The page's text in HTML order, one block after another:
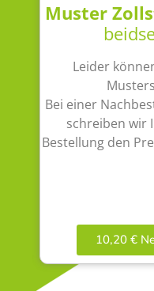
Muster
Leider
Bei einer
schreiben wir
Bestellung den
10,20 €